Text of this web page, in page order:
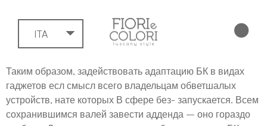
ITA
Таким образом, задействовать адаптацию БК в видах
гаджетов есл смысл всего владельцам обветшалых
устройств, нате которых В сфере без- запускается. Всем
сохранившимся валей завести адденда – оно гораздо